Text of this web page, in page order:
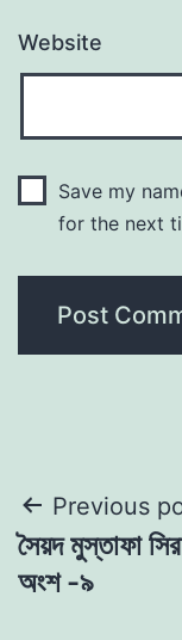
Website
Save my
for the next
Post
Previous
সৈয়দ মুস্তাফা
অংশ -৯